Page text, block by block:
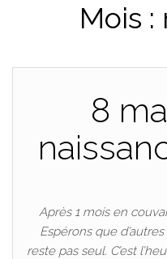
Mois :
8
Après 1 mois en
Espérons que
reste pas seul. C’est